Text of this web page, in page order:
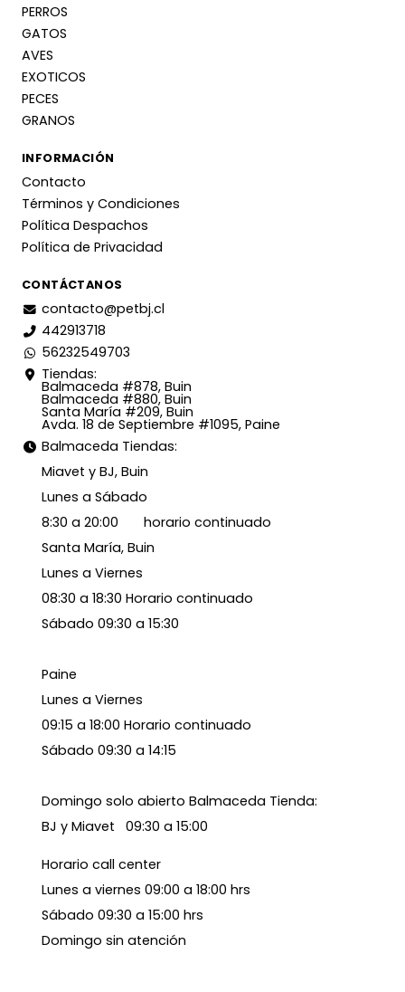
PERROS
GATOS
AVES
EXOTICOS
PECES
GRANOS
INFORMACIÓN
Contacto
Términos y Condiciones
Política Despachos
Política de Privacidad
CONTÁCTANOS
contacto@petbj.cl
442913718
56232549703
Tiendas:
Balmaceda #878, Buin
Balmaceda #880, Buin
Santa María #209, Buin
Avda. 18 de Septiembre #1095, Paine
Balmaceda Tiendas:
Miavet y BJ, Buin
Lunes a Sábado
8:30 a 20:00 horario continuado
Santa María, Buin
Lunes a Viernes
08:30 a 18:30 Horario continuado
Sábado 09:30 a 15:30
Paine
Lunes a Viernes
09:15 a 18:00 Horario continuado
Sábado 09:30 a 14:15
Domingo solo abierto Balmaceda Tienda:
BJ y Miavet 09:30 a 15:00
Horario call center
Lunes a viernes 09:00 a 18:00 hrs
Sábado 09:30 a 15:00 hrs
Domingo sin atención